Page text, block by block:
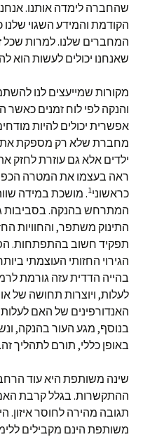
שהחברה לימדה אותנו.
הקודמת והמידע השגוי שלנו
המחברים שלנו. למרות
שאנחנו יכולים לעשות הוא
מקורות שמייעצים לנו
והנקה לפי לוח זמנים כאשר
אפשרית יכולים להיות
מחברת שלא רק מספקת את
ילדים אלא גם עוזרת לחזק
ראה בעצמו את המטרה
כראשוני1. מושכת במידה
המתרחש בהנקה. בסביבות
התינוק משתפר, והחוויות
תפקיד חשוב בהתפתחות.
הגירוי החזותי העוצמתי
בהייה הדדית עזה גורמת
לעלות, ויוצרות תחושה של
האנדורפינים של האם
בנוסף, מגע העור בהנקה,
באופן כללי, תורם לתהליך זה.
שינה משותפת היא עוד
ההתקשרות. בגלל קרבת
תגובה מהירה לחוסר איזון.
משותפת הינם מקבילים